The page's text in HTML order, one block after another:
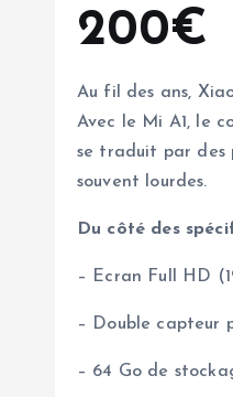
200€
Au fil des ans,
Avec le Mi A1, le
se traduit par des
souvent lourdes.
Du côté des
– Ecran Full HD
– Double capteur
– 64 Go de